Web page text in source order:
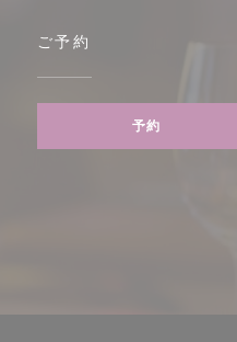
ご予約
予約